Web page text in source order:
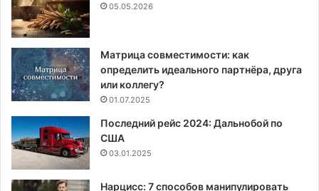
05.05.2026
Матрица совместимости: как
определить идеального партнёра, друга
или коллегу?
01.07.2025
Последний рейс 2024: Дальнобой по
США
03.01.2025
Нарцисс: 7 способов манипулировать